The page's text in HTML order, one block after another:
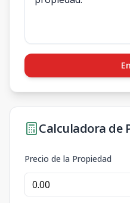
Calculadora de
Precio de la Propiedad